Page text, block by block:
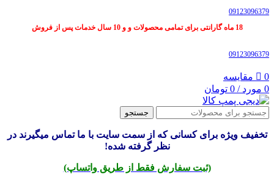
09123096379
18 ماه گارانتی برای تمامی محصولات و و 10 سال خدمات پس از فروش
09123096379
0
مقایسه
0 مورد /
0 تومان
جستجو
تخفیف ویژه برای کسانی که از سمت سایت با ما تماس میگیرند در
نظر گرفته شده!
(ثبت سفارش فقط از طریق واتساپ)